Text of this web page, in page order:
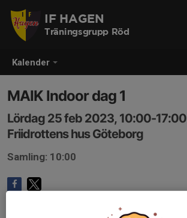
Kalender
IF HAGEN
Träningsgrupp Röd
MAIK Indoor dag 1
Lördag 25 feb 2023, 10:00-17:00
Friidrottens hus Göteborg
Samling: 10:00